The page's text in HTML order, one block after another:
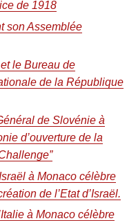
de 1918
son Assemblée
le Bureau de
de la République
de Slovénie à
d’ouverture de la
à Monaco célèbre
de l’Etat d’Israël.
à Monaco célèbre